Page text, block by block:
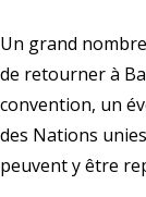
Un grand
de retourner à
convention, un
des Nations
peuvent y être